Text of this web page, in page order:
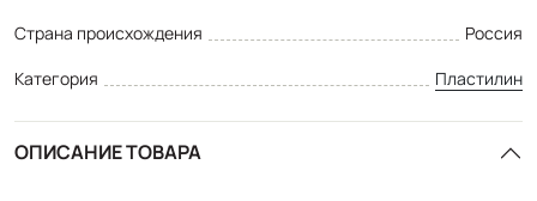
Страна происхождения
Россия
Категория
Пластилин
ОПИСАНИЕ ТОВАРА